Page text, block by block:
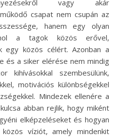
vagy akár
csapat nem csupán az
hanem egy olyan
a tagok közös erővel,
egy közös célért. Azonban a
és a siker elérése nem mindig
kihívásokkal szembesülünk,
motivációs különbségekkel
Mindezek ellenére a
abban rejlik, hogy miként
elképzeléseket és hogyan
víziót, amely mindenkit